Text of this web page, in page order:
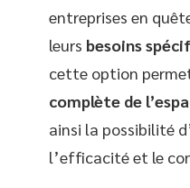
entreprises en
leurs besoins
cette option
complète de
ainsi la possibilité
l’efficacité et le